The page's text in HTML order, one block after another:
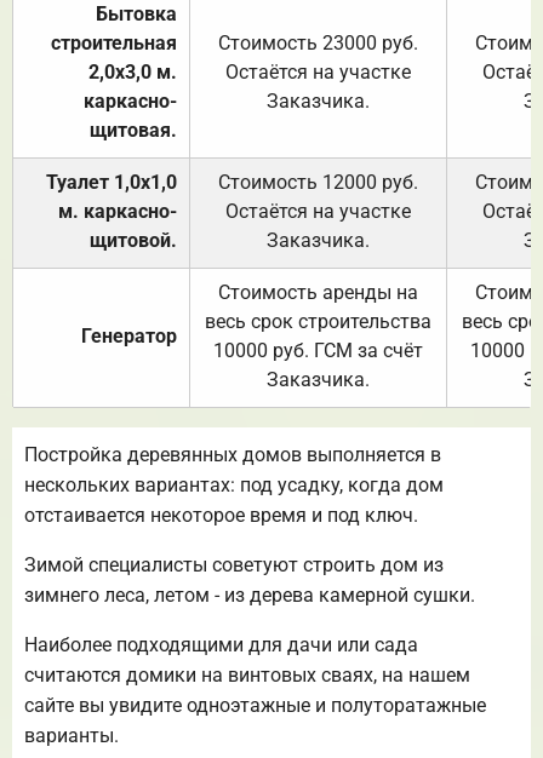
Бытовка
строительная
2,0х3,0 м.
каркасно-
щитовая.
Стоимость 23000 руб.
Остаётся на участке
Заказчика.
Туалет 1,0х1,0
м. каркасно-
щитовой.
Стоимость 12000 руб.
Остаётся на участке
Заказчика.
Генератор
Стоимость аренды на
весь срок строительства
10000 руб. ГСМ за счёт
Заказчика.
весь
10000
Постройка деревянных домов выполняется в
нескольких вариантах: под усадку, когда дом
отстаивается некоторое время и под ключ.
Зимой специалисты советуют строить дом из
зимнего леса, летом - из дерева камерной сушки.
Наиболее подходящими для дачи или сада
считаются домики на винтовых сваях, на нашем
сайте вы увидите одноэтажные и полуторатажные
варианты.